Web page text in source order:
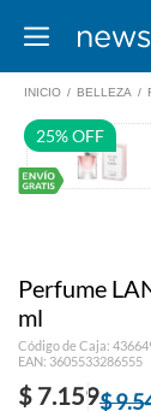
INICIO / BELLEZA /
25% OFF
Perfume
ml
Código de Caja:
EAN: 3605533286555
$ 7.159$